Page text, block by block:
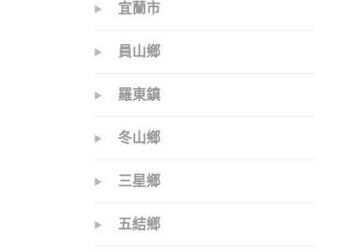
宜蘭市
員山鄉
羅東鎮
冬山鄉
三星鄉
五結鄉